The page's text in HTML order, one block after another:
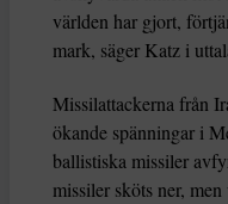
världen har gjort,
mark, säger Katz i
Missilattackerna från
ökande spänningar i
ballistiska missiler
missiler sköts ner,